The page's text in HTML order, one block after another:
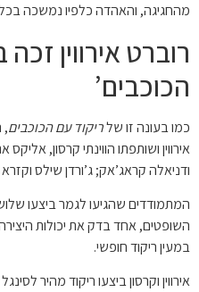
מהחגיגה, והאהדה כלפיו נמשכה
רוברט אירווין
הכוכבים’
כמו בעונה זו שלריקוד עם הכוכבים,
אירווין ושותפתו הווינתי קרסון,
ודניאלה קראג’אק; ג’ורדן שילס
המתמודדים שהגיעו לגמר ביצעו
השופטים, אחד בדק את יכולות
במעין ריקוד חופשי.